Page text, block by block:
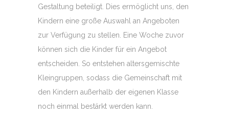
Gestaltung beteiligt. Dies ermöglicht uns, den
Kindern eine große Auswahl an Angeboten
zur Verfügung zu stellen. Eine Woche zuvor
können sich die Kinder für ein Angebot
entscheiden. So entstehen altersgemischte
Kleingruppen, sodass die Gemeinschaft mit
den Kindern außerhalb der eigenen Klasse
noch einmal bestärkt werden kann.